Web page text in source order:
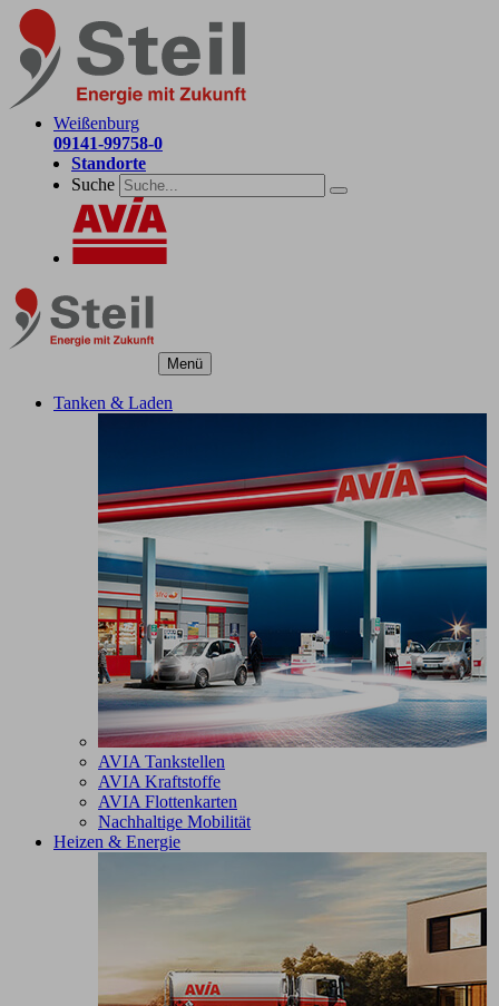
Weißenburg
09141-99758-0
Standorte
Suche
Menü
Tanken & Laden
AVIA Tankstellen
AVIA Kraftstoffe
AVIA Flottenkarten
Nachhaltige Mobilität
Heizen & Energie